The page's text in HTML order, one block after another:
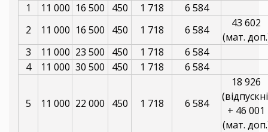
1
11 000 16 500 450 1 718
6 584
2
11 000 16 500 450 1 718 6 584
43 602
(мат.
3
11 000 23 500 450 1 718
6 584
4
11 000 30 500 450 1 718 6 584
5 11 000 22 000 450 1 718 6 584
18 926
+ 46 001
(мат.